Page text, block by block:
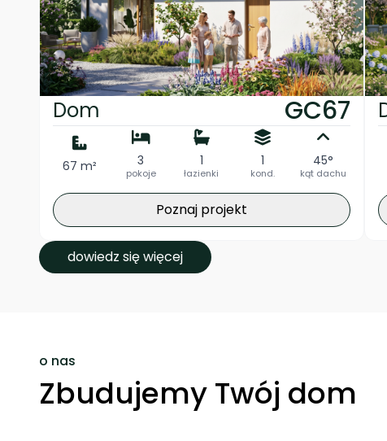
Dom GC67
67 m² 3
pokoje
1
łazienki
1
kond.
45°
kąt dachu
Poznaj projekt
dowiedz się więcej
o nas
Zbudujemy Twój dom